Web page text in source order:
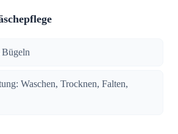
Bügeln
Waschen, Trocknen, Falten,